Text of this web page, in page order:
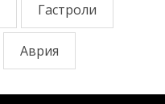
Гастроли
Аврия